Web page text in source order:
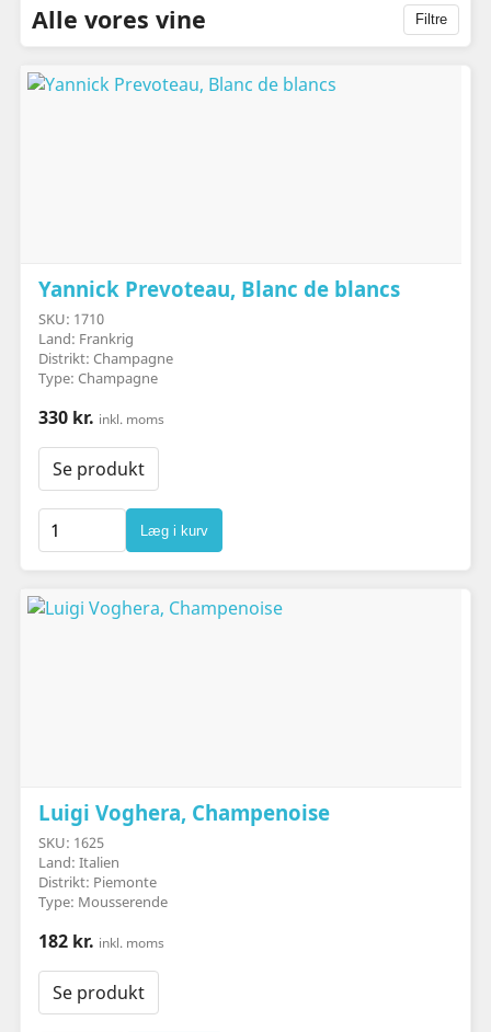
Alle vores vine Filtre
Yannick Prevoteau, Blanc de blancs
SKU: 1710
Land: Frankrig
Distrikt: Champagne
Type: Champagne
330 kr. inkl. moms
Se produkt
Læg i kurv
Luigi Voghera, Champenoise
SKU: 1625
Land: Italien
Distrikt: Piemonte
Type: Mousserende
182 kr. inkl. moms
Se produkt